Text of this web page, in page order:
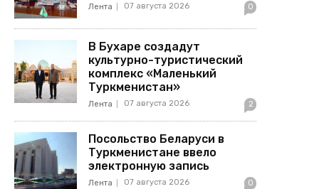
Лента 07 августа 2026 0
В Бухаре создадут
культурно-туристический
комплекс «Маленький
Туркменистан»
Лента 07 августа 2026 2
Посольство Беларуси в
Туркменистане ввело
электронную запись
Лента 07 августа 2026 0